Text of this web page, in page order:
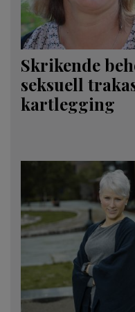
Skrikende
seksuell
kartlegging